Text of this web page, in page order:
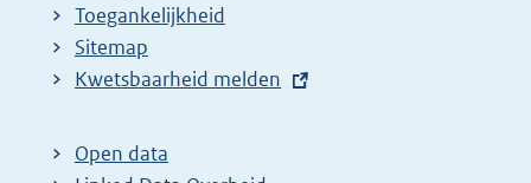
Toegankelijkheid
Sitemap
E
t
e
Kwetsbaarheid melden
Open data